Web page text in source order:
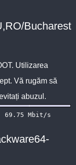
Bucharest
. Utilizarea
Vă rugăm să
abuzul.